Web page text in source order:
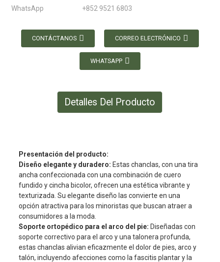
WhatsApp
+852 9521 6803
CONTÁCTANOS CORREO ELECTRÓNICO
WHATSAPP
Detalles Del Producto
Presentación del producto:
Diseño elegante y duradero: Estas chanclas, con una tira
ancha confeccionada con una combinación de cuero
fundido y cincha bicolor, ofrecen una estética vibrante y
texturizada. Su elegante diseño las convierte en una
opción atractiva para los minoristas que buscan atraer a
consumidores a la moda.
Soporte ortopédico para el arco del pie: Diseñadas con
soporte correctivo para el arco y una talonera profunda,
estas chanclas alivian eficazmente el dolor de pies, arco y
talón, incluyendo afecciones como la fascitis plantar y la